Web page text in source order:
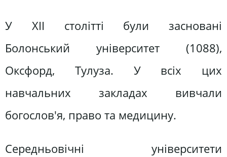
У XII столітті були засновані
Болонський університет (1088),
Оксфорд, Тулуза. У всіх цих
навчальних закладах вивчали
богослов'я, право та медицину.
Середньовічні університети